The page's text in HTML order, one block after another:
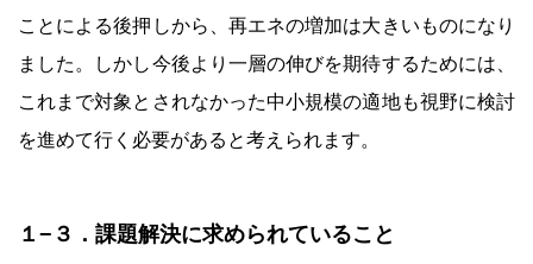
ことによる後押しから、再エネの増加は大きいものになり
ました。しかし今後より一層の伸びを期待するためには、
これまで対象とされなかった中小規模の適地も視野に検討
を進めて行く必要があると考えられます。
１−３．課題解決に求められていること